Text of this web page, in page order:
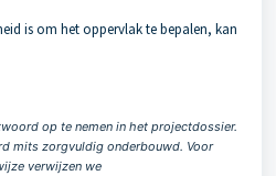
is om het oppervlak te bepalen, kan
op te nemen in het projectdossier.
mits zorgvuldig onderbouwd. Voor
verwijzen we